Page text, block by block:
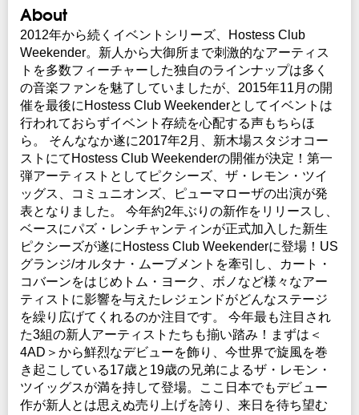
ローソンチケット
※0570で始まる電話番号は、一部携帯・PHS不可
注意事項
※未就学児(6歳未満)のご入場をお断りさせていただきます。
※アーティストの変更・キャンセルによる払い戻しは致しません。
INFO
クリエイティブマン：03-3499-6669
主催：クリエイティブマン /Hostess Entertainment
制作・招聘：クリエイティブマン
1日券：￥9,000-(税込/All Standing)
2日通し券：￥13,900-(税込/1Drink別) SOLDOUT
1日券：￥8,500-(税込/1Drink別)
チケット発売日
1/14(土)10:00～
プレイガイド
イープラス： eplus.jp
チケットぴあ
：0570-02-9999 Pコード：319-980
ローソンチケット
：0570-084-003 Lコード：73004
レコファン渋谷BEAM店：03-3463-0090
※0570で始まる電話番号は、一部携帯・PHS不可
注意事項
※未就学児(6歳未満)のご入場をお断りさせていただきます。
※アーティストの変更・キャンセルによる払い戻しは致しません。
INFO
クリエイティブマン：03-3499-6669
主催：クリエイティブマン / Hostess Entertainment
制作・招聘：クリエイティブマン
About
2012年から続くイベントシリーズ、Hostess Club
Weekender。新人から大御所まで刺激的なアーティス
トを多数フィーチャーした独自のラインナップは多く
の音楽ファンを魅了していましたが、2015年11月の開
催を最後にHostess Club Weekenderとしてイベントは
行われておらずイベント存続を心配する声もちらほ
ら。 そんななか遂に2017年2月、新木場スタジオコー
ストにてHostess Club Weekenderの開催が決定！第一
弾アーティストとしてピクシーズ、ザ・レモン・ツイ
ッグス、コミュニオンズ、ピューマローザの出演が発
表となりました。 今年約2年ぶりの新作をリリースし、
ベースにパズ・レンチャンティンが正式加入した新生
ピクシーズが遂にHostess Club Weekenderに登場！US
グランジ/オルタナ・ムーブメントを牽引し、カート・
コバーンをはじめトム・ヨーク、ボノなど様々なアー
ティストに影響を与えたレジェンドがどんなステージ
を繰り広げてくれるのか注目です。 今年最も注目され
た3組の新人アーティストたちも揃い踏み！まずは＜
4AD＞から鮮烈なデビューを飾り、今世界で旋風を巻
き起こしている17歳と19歳の兄弟によるザ・レモン・
ツイッグスが満を持して登場。ここ日本でもデビュー
作が新人とは思えぬ売り上げを誇り、来日を待ち望む